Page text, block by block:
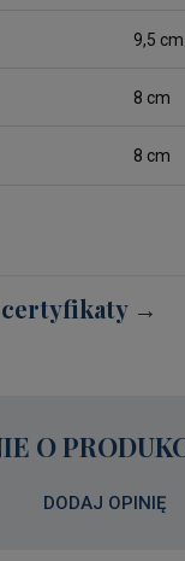
9,5 cm
8 cm
8 cm
→
O
DODAJ OPINIĘ